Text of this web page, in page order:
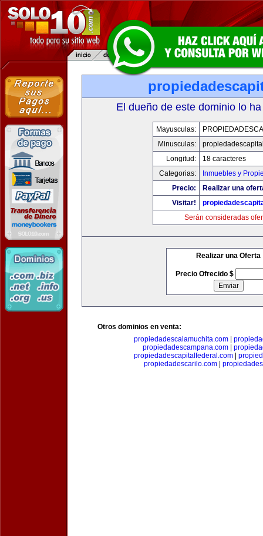
El dueño de este dominio lo
Mayusculas:
Minusculas:
Longitud:
18 caracteres
Categorias:
Inmuebles y
Precio:
Realizar una
Visitar!
Serán consideradas
Realizar una Oferta
Precio Ofrecido $
Otros dominios en venta:
propiedadescalamuchita.com
propiedadescampana.com
propiedadescapitalfederal.com
propiedadescarilo.com